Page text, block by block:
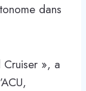
dans
Cruiser », a